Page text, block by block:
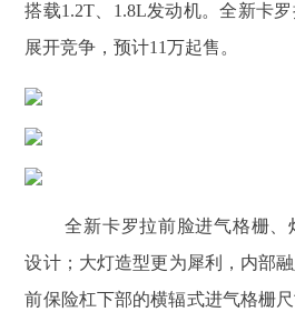
搭载1.2T、1.8L发动机。全新卡
展开竞争，预计11万起售。
全新卡罗拉前脸进气格栅
设计；大灯造型更为犀利，内部
前保险杠下部的横辐式进气格栅